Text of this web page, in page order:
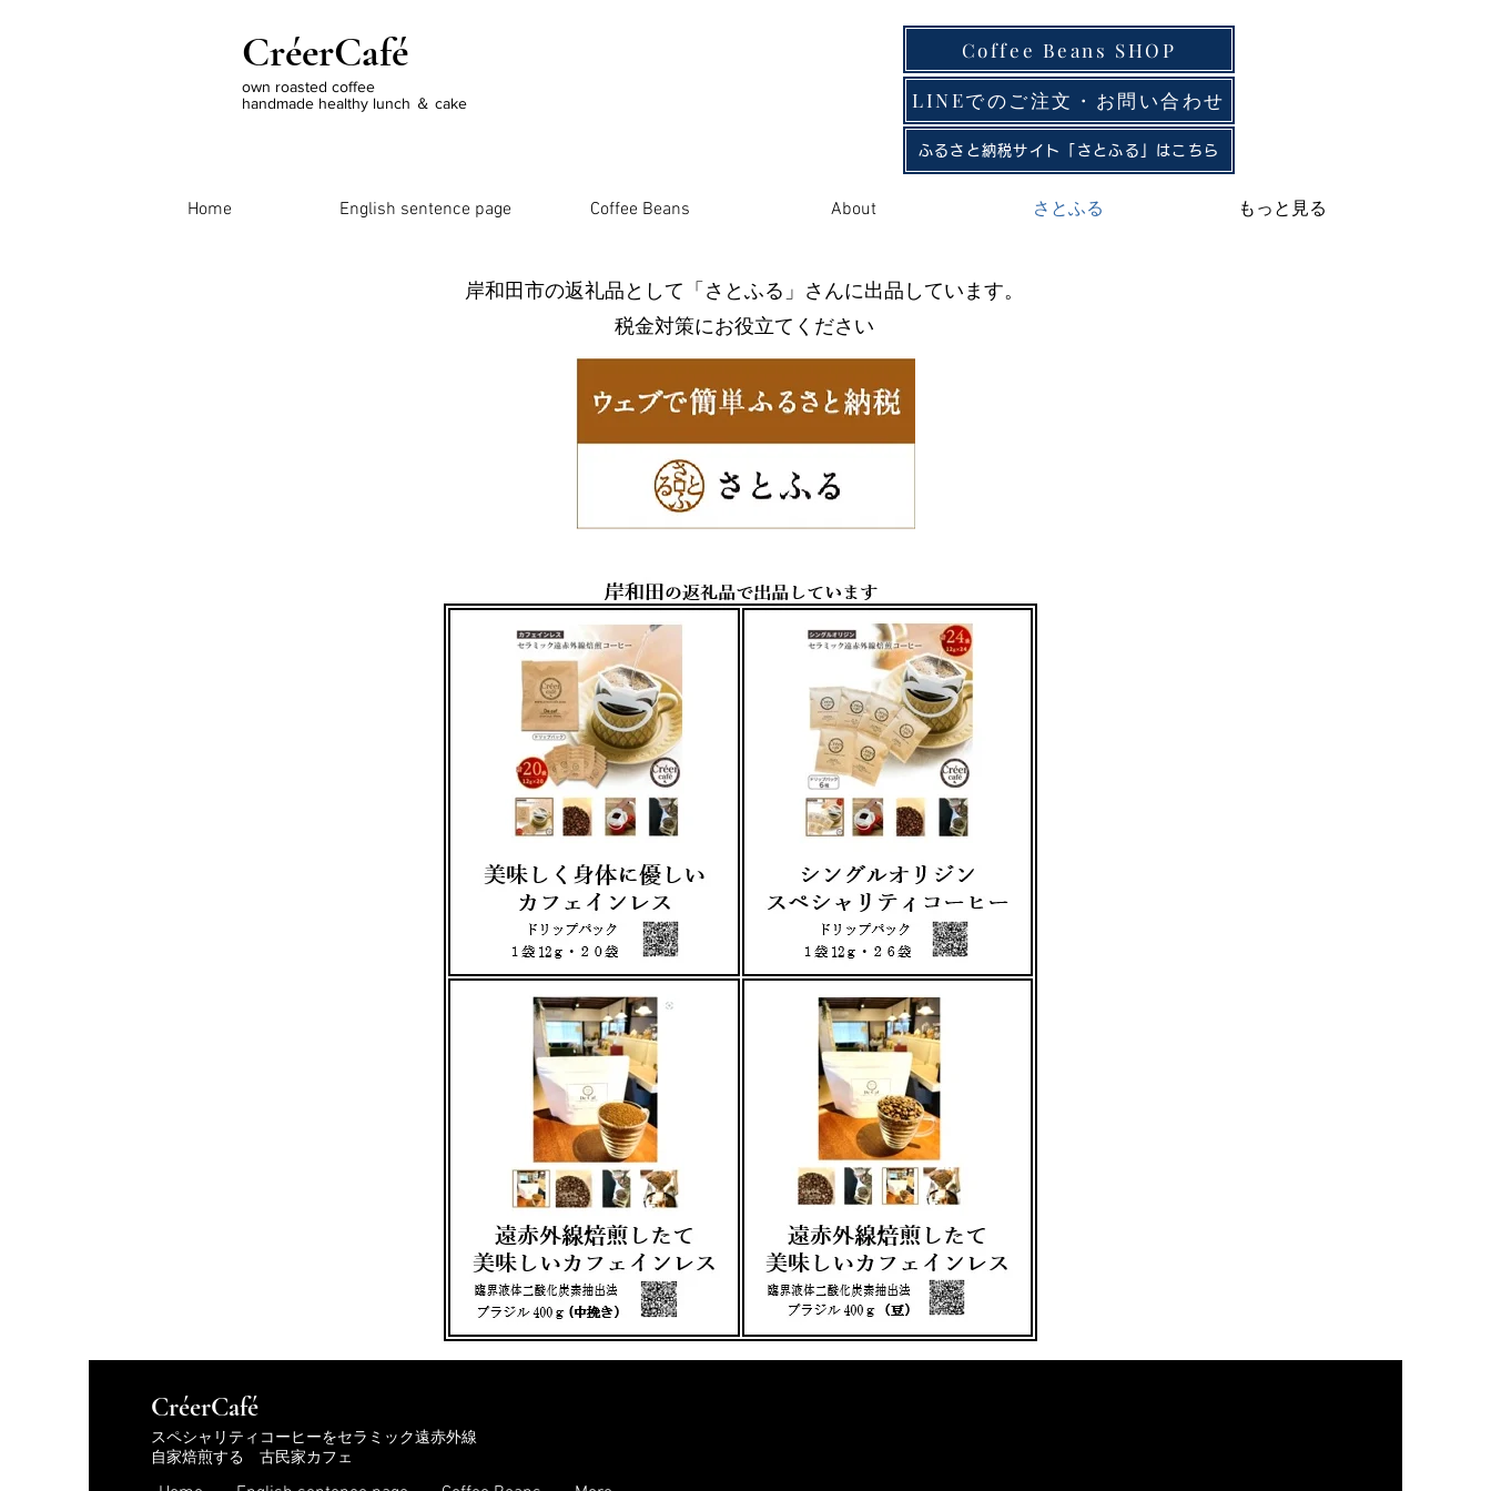
CréerCafé
own roasted coffee
handmade healthy lunch ＆ cake
Coffee Beans SHOP
LINEでのご注文・お問い合わせ
ふるさと納税サイト「さとふる」はこちら
Home English sentence page Coffee Beans About さとふる もっと見る
岸和田市の返礼品として「さとふる」さんに出品しています。
税金対策にお役立てください
​CréerCafé
スペシャリティコーヒーをセラミック遠赤外線
自家焙煎する 古民家カフェ